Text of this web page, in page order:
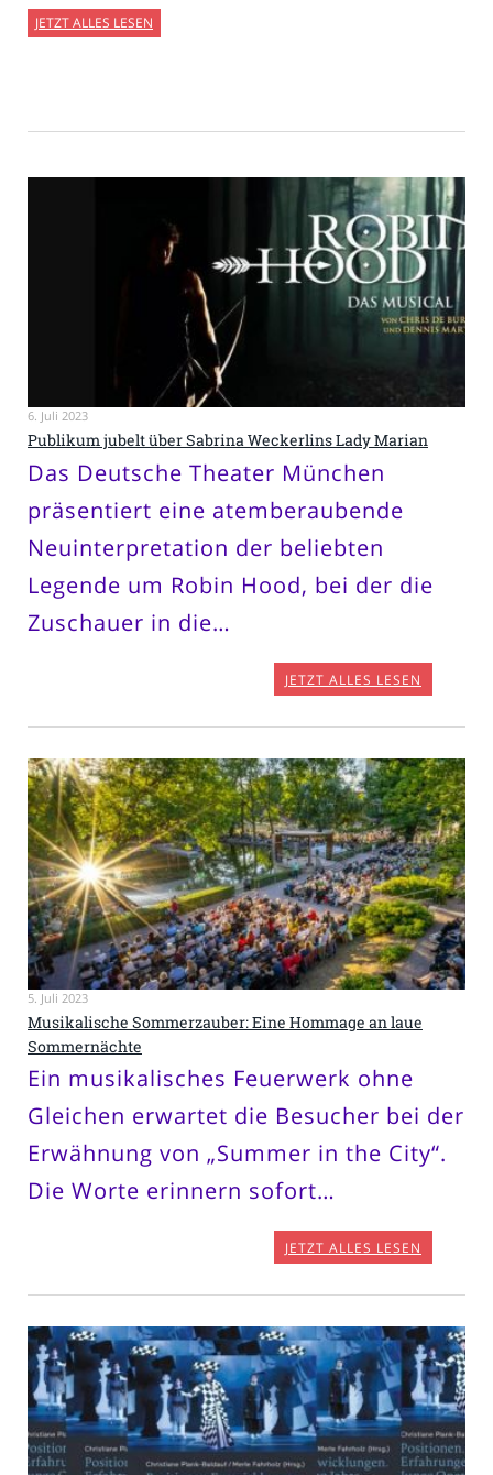
JETZT ALLES LESEN
6. Juli 2023
Publikum jubelt über Sabrina Weckerlins Lady Marian
Das Deutsche Theater München
präsentiert eine atemberaubende
Neuinterpretation der beliebten
Legende um Robin Hood, bei der die
Zuschauer in die…
JETZT ALLES LESEN
5. Juli 2023
Musikalische Sommerzauber: Eine Hommage an laue
Sommernächte
Ein musikalisches Feuerwerk ohne
Gleichen erwartet die Besucher bei der
Erwähnung von „Summer in the City“.
Die Worte erinnern sofort…
JETZT ALLES LESEN